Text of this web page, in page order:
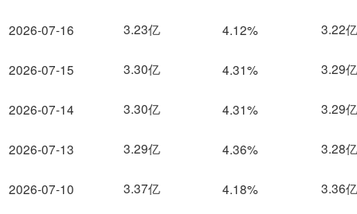
2026-07-16
2026-07-15
2026-07-14
2026-07-13
2026-07-10
3.23亿 4.12% 3.22亿
3.30亿 4.31% 3.29亿
3.30亿 4.31% 3.29亿
3.29亿 4.36% 3.28亿
3.37亿 4.18% 3.36亿